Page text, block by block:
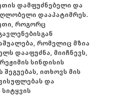
დამფუძნებელი და
დააპატიმრეს.
როგორც
რომელიც მზია
დააფუძნა, მიიჩნევს,
სინდისის
შეგუებას, ითხოვს მის
და